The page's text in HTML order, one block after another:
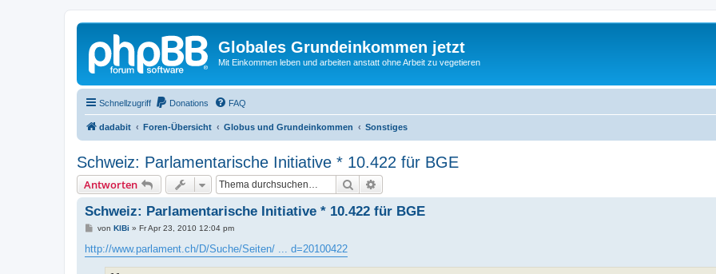
Globales Grundeinkommen jetzt
Mit Einkommen leben und arbeiten anstatt ohne Arbeit zu vegetieren
Schnellzugriff Donations FAQ
dadabit Foren-Übersicht Globus und Grundeinkommen Sonstiges
Schweiz: Parlamentarische Initiative * 10.422 für BGE
Antworten Suche
Schweiz: Parlamentarische Initiative * 10.422 für BGE
B
i
t
von KlBi » Fr Apr 23, 2010 12:04 pm
http://www.parlament.ch/D/Suche/Seiten/ ... d=20100422